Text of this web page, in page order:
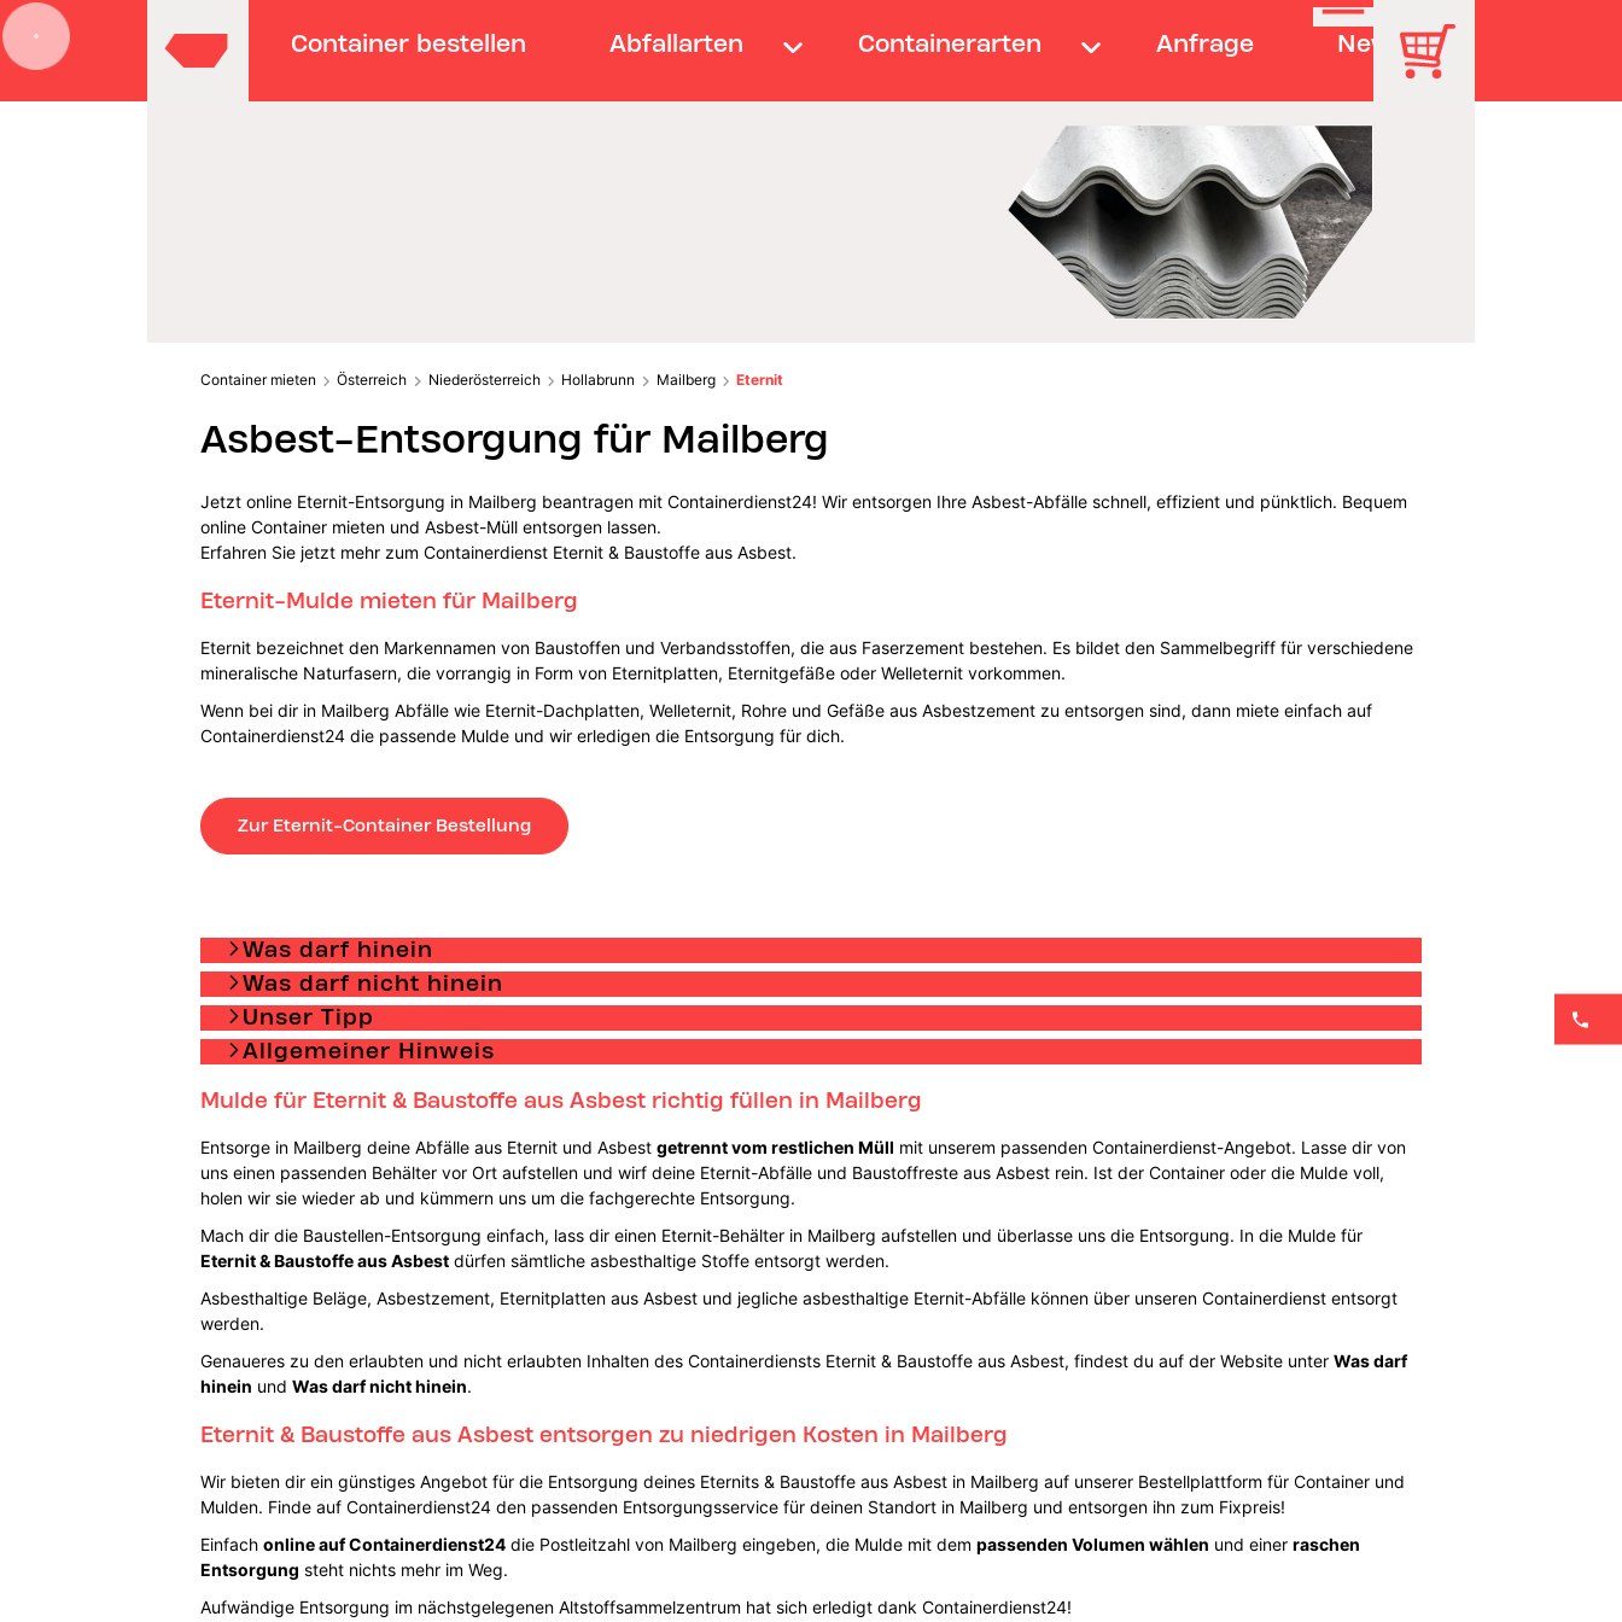
Container bestellen Abfallarten Containerarten Anfrage News
Container mieten Österreich Niederösterreich Hollabrunn Mailberg Eternit
Asbest-Entsorgung für Mailberg
Jetzt online Eternit-Entsorgung in Mailberg beantragen mit Containerdienst24! Wir entsorgen Ihre Asbest-Abfälle schnell, effizient und pünktlich. Bequem
online Container mieten und Asbest-Müll entsorgen lassen.
Erfahren Sie jetzt mehr zum Containerdienst Eternit & Baustoffe aus Asbest.
Eternit-Mulde mieten für Mailberg
Eternit bezeichnet den Markennamen von Baustoffen und Verbandsstoffen, die aus Faserzement bestehen. Es bildet den Sammelbegriff für verschiedene
mineralische Naturfasern, die vorrangig in Form von Eternitplatten, Eternitgefäße oder Welleternit vorkommen.
Wenn bei dir in Mailberg Abfälle wie Eternit-Dachplatten, Welleternit, Rohre und Gefäße aus Asbestzement zu entsorgen sind, dann miete einfach auf
Containerdienst24 die passende Mulde und wir erledigen die Entsorgung für dich.
Zur Eternit-Container Bestellung
Was darf hinein
Was darf nicht hinein
Unser Tipp
Allgemeiner Hinweis
Mulde für Eternit & Baustoffe aus Asbest richtig füllen in Mailberg
Entsorge in Mailberg deine Abfälle aus Eternit und Asbest getrennt vom restlichen Müll mit unserem passenden Containerdienst-Angebot. Lasse dir von
uns einen passenden Behälter vor Ort aufstellen und wirf deine Eternit-Abfälle und Baustoffreste aus Asbest rein. Ist der Container oder die Mulde voll,
holen wir sie wieder ab und kümmern uns um die fachgerechte Entsorgung.
Mach dir die Baustellen-Entsorgung einfach, lass dir einen Eternit-Behälter in Mailberg aufstellen und überlasse uns die Entsorgung. In die Mulde für
Eternit & Baustoffe aus Asbestdürfen sämtliche asbesthaltige Stoffe entsorgt werden.
Asbesthaltige Beläge, Asbestzement, Eternitplatten aus Asbest und jegliche asbesthaltige Eternit-Abfälle können über unseren Containerdienst entsorgt
werden.
Genaueres zu den erlaubten und nicht erlaubten Inhalten des Containerdiensts Eternit & Baustoffe aus Asbest, findest du auf der Website unter Was darf
hinein und Was darf nicht hinein.
Eternit & Baustoffe aus Asbest entsorgen zu niedrigen Kosten in Mailberg
Wir bieten dir ein günstiges Angebot für die Entsorgung deines Eternits & Baustoffe aus Asbest in Mailberg auf unserer Bestellplattform für Container und
Mulden. Finde auf Containerdienst24 den passenden Entsorgungsservice für deinen Standort in Mailberg und entsorgen ihn zum Fixpreis!
Einfach online auf Containerdienst24die Postleitzahl von Mailberg eingeben, die Mulde mit dem passenden Volumen wählen und einer raschen
Entsorgung steht nichts mehr im Weg.
Aufwändige Entsorgung im nächstgelegenen Altstoffsammelzentrum hat sich erledigt dank Containerdienst24!